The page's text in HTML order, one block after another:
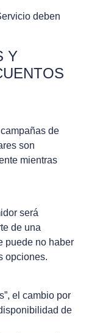
deben
Y
de
son
mientras
será
de una
puede no haber
opciones.
el cambio por
de